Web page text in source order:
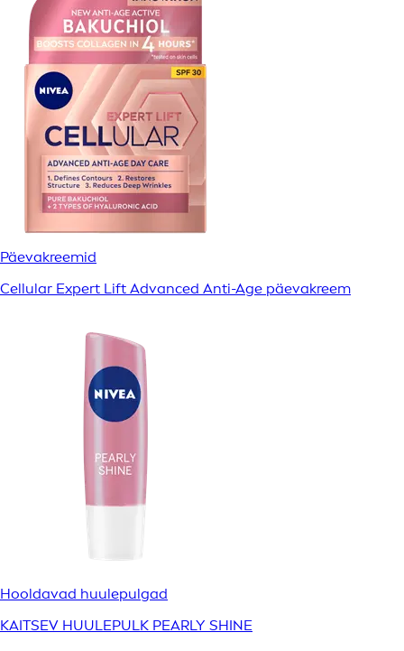
Päevakreemid
Cellular Expert Lift Advanced Anti-Age päevakreem
Hooldavad huulepulgad
KAITSEV HUULEPULK PEARLY SHINE